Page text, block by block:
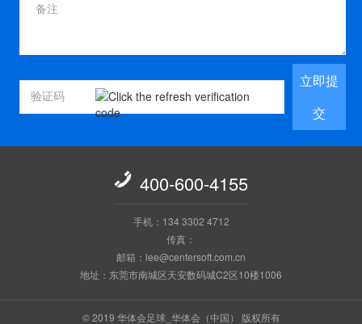
立即提
交
 400-600-4155
手机：134 3302 4712
传真：
邮箱：lee@centersoft.com.cn
地址：东莞市南城区天安数码城C2区10楼1006
© 2019 华体会足球_华体会（中国） 版权所有